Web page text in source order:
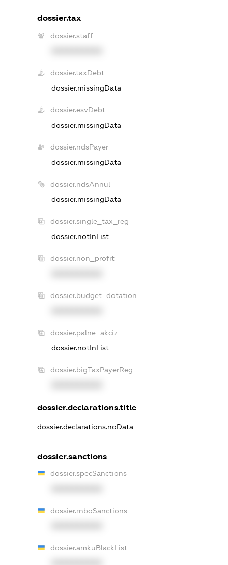
dossier.tax
dossier.staff
dossier.taxDebt
dossier.missingData
dossier.esvDebt
dossier.missingData
dossier.ndsPayer
dossier.missingData
dossier.ndsAnnul
dossier.missingData
dossier.single_tax_reg
dossier.notInList
dossier.non_profit
dossier.budget_dotation
dossier.palne_akciz
dossier.notInList
dossier.bigTaxPayerReg
dossier.declarations.title
dossier.declarations.noData
dossier.sanctions
dossier.specSanctions
dossier.rnboSanctions
dossier.amkuBlackList